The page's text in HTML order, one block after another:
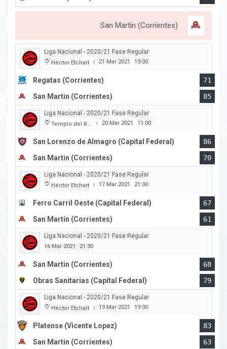
San Martin (Corrientes)
Liga Nacional - 2020/21 Fase Regular
Héctor Etchart | 21 Mar 2021 19:00
Regatas (Corrientes)
71
San Martin (Corrientes)
85
Liga Nacional - 2020/21 Fase Regular
Templo del Rock | 20 Mar 2021 11:00
San Lorenzo de Almagro (Capital Federal)
86
San Martin (Corrientes)
70
Liga Nacional - 2020/21 Fase Regular
Héctor Etchart | 17 Mar 2021 21:30
Ferro Carril Oeste (Capital Federal)
67
San Martin (Corrientes)
61
Liga Nacional - 2020/21 Fase Regular
16 Mar 2021 21:30
San Martin (Corrientes)
68
Obras Sanitarias (Capital Federal)
79
Liga Nacional - 2020/21 Fase Regular
Héctor Etchart | 13 Mar 2021 19:00
Platense (Vicente Lopez)
83
San Martin (Corrientes)
63